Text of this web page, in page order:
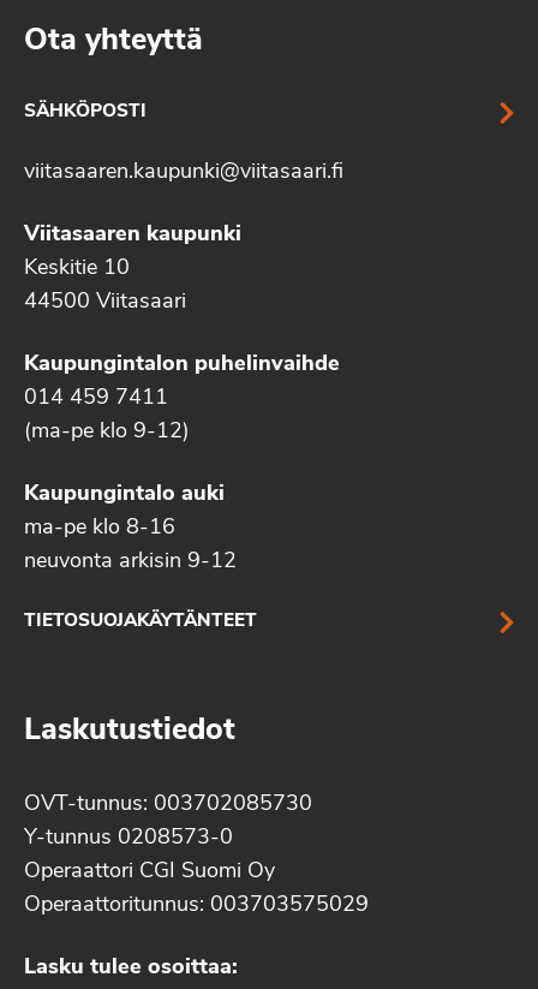
Ota yhteyttä
SÄHKÖPOSTI
viitasaaren.kaupunki@viitasaari.fi
Viitasaaren kaupunki
Keskitie 10
44500 Viitasaari
Kaupungintalon puhelinvaihde
014 459 7411
(ma-pe klo 9-12)
Kaupungintalo auki
ma-pe klo 8-16
neuvonta arkisin 9-12
TIETOSUOJAKÄYTÄNTEET
Laskutustiedot
OVT-tunnus: 003702085730
Y-tunnus 0208573-0
Operaattori CGI Suomi Oy
Operaattoritunnus: 003703575029
Lasku tulee osoittaa: